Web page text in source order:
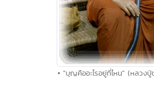
• "บุญคืออะไรอยู่ที่ไหน" (หลวง